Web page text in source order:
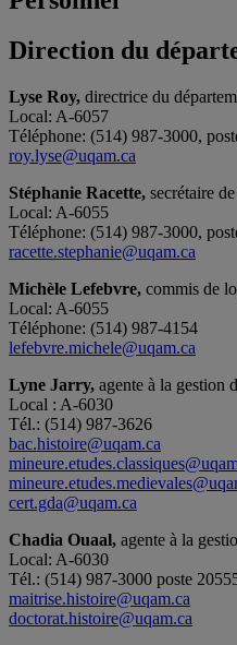
Direction du
Lyse Roy, directrice du
Local: A-6057
Téléphone: (514) 987-3000,
roy.lyse@uqam.ca
Stéphanie Racette, secrétaire
Local: A-6055
Téléphone: (514) 987-3000,
racette.stephanie@uqam.ca
Michèle Lefebvre, commis de
Local: A-6055
Téléphone: (514) 987-4154
lefebvre.michele@uqam.ca
Lyne Jarry, agente à la gestion
Local : A-6030
Tél.: (514) 987-3626
bac.histoire@uqam.ca
cert.gda@uqam.ca
Chadia Ouaal, agente à la
Local: A-6030
Tél.: (514) 987-3000 poste
maitrise.histoire@uqam.ca
doctorat.histoire@uqam.ca